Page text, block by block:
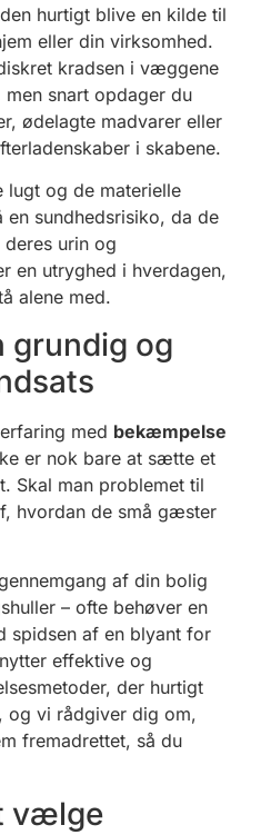
hurtigt blive en kilde til
eller din virksomhed.
kradsen i væggene
snart opdager du
ødelagte madvarer eller
i skabene.
lugt og de materielle
en sundhedsrisiko, da de
urin og
en utryghed i hverdagen,
alene med.
grundig og
med bekæmpelse
er nok bare at sætte et
Skal man problemet til
hvordan de små gæster
af din bolig
– ofte behøver en
spidsen af en blyant for
effektive og
der hurtigt
og vi rådgiver dig om,
fremadrettet, så du
vælge